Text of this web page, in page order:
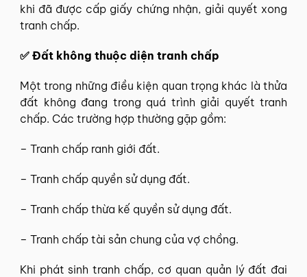
khi đã được cấp giấy chứng nhận, giải quyết xong
tranh chấp.
✅ Đất không thuộc diện tranh chấp
Một trong những điều kiện quan trọng khác là thửa
đất không đang trong quá trình giải quyết tranh
chấp. Các trường hợp thường gặp gồm:
– Tranh chấp ranh giới đất.
– Tranh chấp quyền sử dụng đất.
– Tranh chấp thừa kế quyền sử dụng đất.
– Tranh chấp tài sản chung của vợ chồng.
Khi phát sinh tranh chấp, cơ quan quản lý đất đai